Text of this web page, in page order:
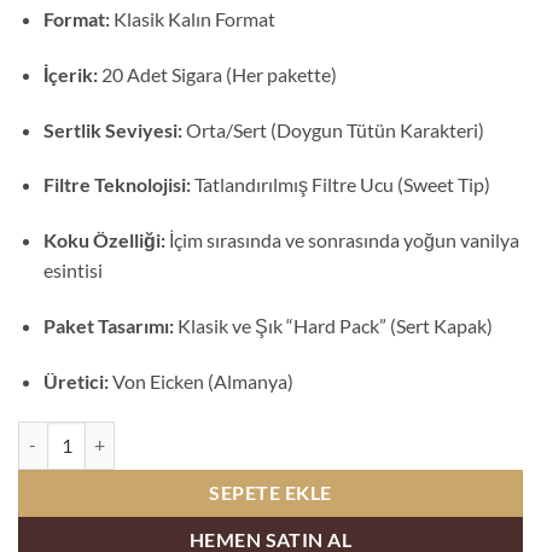
Format:Klasik Kalın Format
İçerik:20 Adet Sigara (Her pakette)
Sertlik Seviyesi:Orta/Sert (Doygun Tütün Karakteri)
Filtre Teknolojisi:Tatlandırılmış Filtre Ucu (Sweet Tip)
Koku Özelliği:İçim sırasında ve sonrasında yoğun vanilya
esintisi
Paket Tasarımı:Klasik ve Şık “Hard Pack” (Sert Kapak)
Üretici:Von Eicken (Almanya)
SEPETE EKLE
HEMEN SATIN AL